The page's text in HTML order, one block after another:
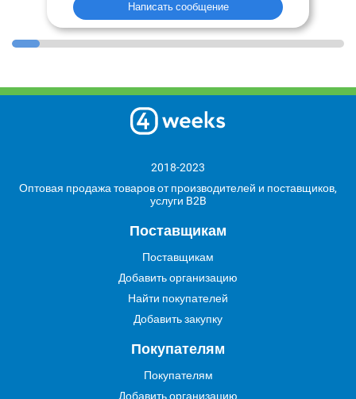
Написать сообщение
2018-2023
Оптовая продажа товаров от производителей и поставщиков,
услуги B2B
Поставщикам
Поставщикам
Добавить организацию
Найти покупателей
Добавить закупку
Покупателям
Покупателям
Добавить организацию